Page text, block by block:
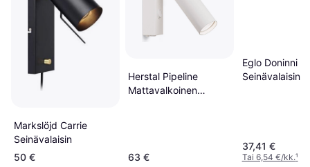
Markslöjd Carrie
Seinävalaisin
50 €
Herstal Pipeline
Mattavalkoinen
63 €
Eglo Doninni
Seinävalaisin
37,41 €
Tai 6,54 €/kk.¹